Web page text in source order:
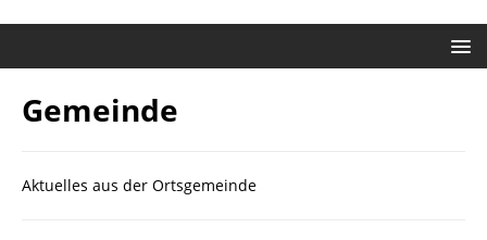
Gemeinde
Aktuelles aus der Ortsgemeinde